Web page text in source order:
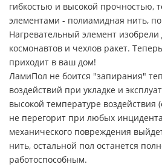
гибкостью и высокой прочностью,
элементами - полиамидная нить,
Нагревательный элемент
космонавтов и чехлов ракет.
приходит в ваш дом!
ЛамиПол не боится "запирания"
воздействий при укладке и
высокой температуре воздействия
не перегорит при любых
механического повреждения
нить, остальной пол останется
работоспособным.